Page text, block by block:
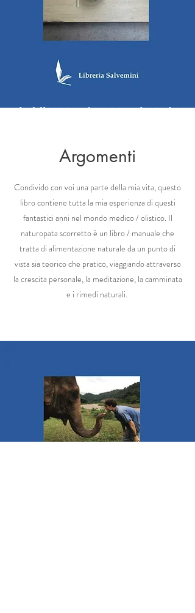
Argomenti
Condivido con voi una parte della mia vita, questo
libro contiene tutta la mia esperienza di questi
fantastici anni nel mondo medico / olistico. Il
naturopata scorretto è un libro / manuale che
tratta di alimentazione naturale da un punto di
vista sia teorico che pratico, viaggiando attraverso
la crescita personale, la meditazione, la camminata
e i rimedi naturali.